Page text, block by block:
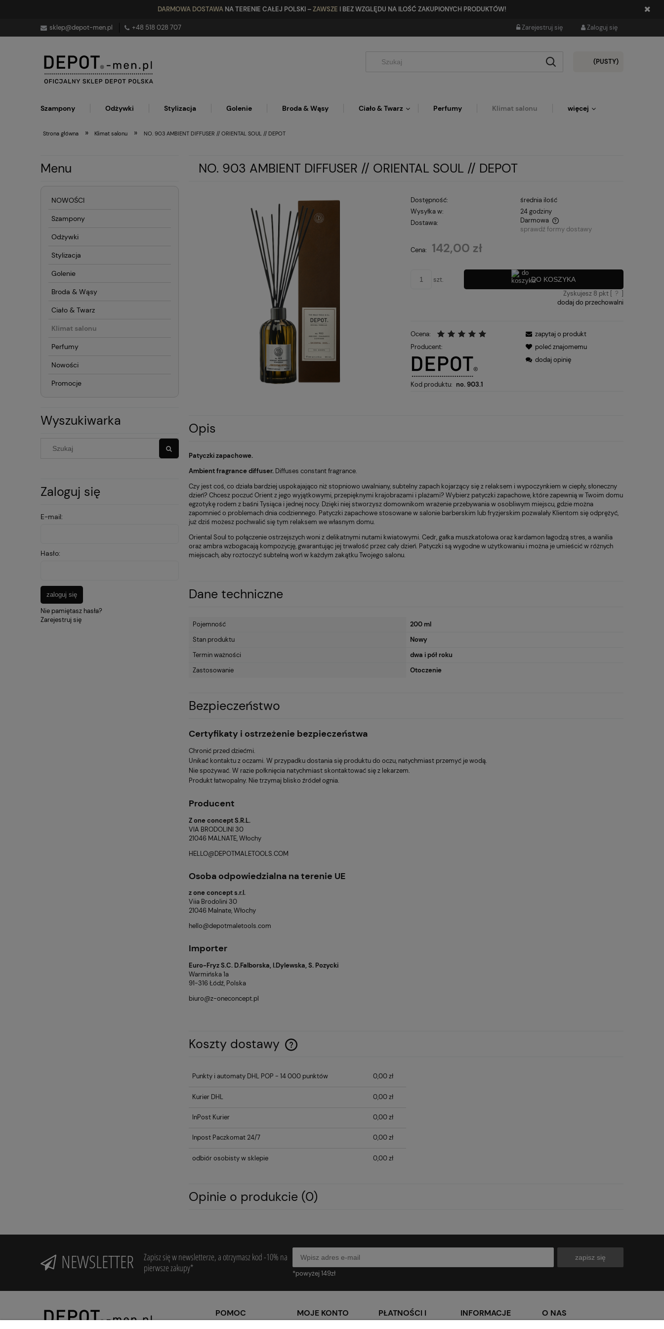
DARMOWA DOSTAWA NA TERENIE CAŁEJ POLSKI –ZAWSZE I BEZ WZGLĘDU NA ILOŚĆ ZAKUPIONYCH PRODUKTÓW!
sklep@depot-men.pl +48 518 028 707 Zarejestruj się Zaloguj się
(PUSTY)
Szampony Odżywki Stylizacja Golenie Broda & Wąsy Ciało & Twarz Perfumy Klimat salonu więcej
Strona główna » Klimat salonu » NO. 903 AMBIENT DIFFUSER // ORIENTAL SOUL // DEPOT
Menu
NOWOŚCI
Szampony
Odżywki
Stylizacja
Golenie
Broda & Wąsy
Ciało & Twarz
Klimat salonu
Perfumy
Nowości
Promocje
Wyszukiwarka
Zaloguj się
E-mail:
Hasło:
zaloguj się
Nie pamiętasz hasła?
Zarejestruj się
NO. 903 AMBIENT DIFFUSER // ORIENTAL SOUL // DEPOT
Dostępność:
średnia ilość
Wysyłka w:
24 godziny
Dostawa:
Darmowa
Cena nie zawiera ewentualnych kosztów
płatności
sprawdź formy dostawy
Cena: 142,00 zł
szt. DO KOSZYKA
Zyskujesz 8 pkt [ ? ]
dodaj do przechowalni
Ocena:
Producent:
Kod produktu: no. 903.1
zapytaj o produkt
poleć znajomemu
dodaj opinię
Opis
Patyczki zapachowe.
Ambient fragrance diffuser. Diffuses constant fragrance.
Czy jest coś, co działa bardziej uspokajająco niż stopniowo uwalniany, subtelny zapach kojarzący się z relaksem i wypoczynkiem w ciepły, słoneczny
dzień? Chcesz poczuć Orient z jego wyjątkowymi, przepięknymi krajobrazami i plażami? Wybierz patyczki zapachowe, które zapewnią w Twoim domu
egzotykę rodem z baśni Tysiąca i jednej nocy. Dzięki niej stworzysz domownikom wrażenie przebywania w osobliwym miejscu, gdzie można
zapomnieć o problemach dnia codziennego. Patyczki zapachowe stosowane w salonie barberskim lub fryzjerskim pozwalały Klientom się odprężyć,
już dziś możesz pochwalić się tym relaksem we własnym domu.
Oriental Soul to połączenie ostrzejszych woni z delikatnymi nutami kwiatowymi. Cedr, gałka muszkatołowa oraz kardamon łagodzą stres, a wanilia
oraz ambra wzbogacają kompozycję, gwarantując jej trwałość przez cały dzień. Patyczki są wygodne w użytkowaniu i można je umieścić w różnych
miejscach, aby roztoczyć subtelną woń w każdym zakątku Twojego salonu.
Dane techniczne
Pojemność
200 ml
Stan produktu
Nowy
Termin ważności
dwa i pół roku
Zastosowanie
Otoczenie
Bezpieczeństwo
Certyfikaty i ostrzeżenie bezpieczeństwa
Chronić przed dziećmi.
Unikać kontaktu z oczami. W przypadku dostania się produktu do oczu, natychmiast przemyć je wodą.
Nie spożywać. W razie połknięcia natychmiast skontaktować się z lekarzem.
Produkt łatwopalny. Nie trzymaj blisko źródeł ognia.
Producent
Z one concept S.R.L.
VIA BRODOLINI 30
21046 MALNATE, Włochy
HELLO@DEPOTMALETOOLS.COM
Osoba odpowiedzialna na terenie UE
z one concept s.r.l.
Viia Brodolini 30
21046 Malnate, Włochy
hello@depotmaletools.com
Importer
Euro-Fryz S.C. D.Falborska, I.Dylewska, S. Pozycki
Warmińska 1a
91-316 Łódź, Polska
biuro@z-oneconcept.pl
Koszty dostawy
płatności
Punkty i automaty DHL POP - 14 000 punktów 0,00 zł
Kurier DHL 0,00 zł
InPost Kurier 0,00 zł
Inpost Paczkomat 24/7 0,00 zł
odbiór osobisty w sklepie 0,00 zł
Opinie o produkcie (0)
NEWSLETTER
Zapisz się w newsletterze, a otrzymasz kod -10% na
pierwsze zakupy*
zapisz się
*powyżej 149zł
POMOC MOJE KONTO
PŁATNOŚCI I
DOSTAWA
INFORMACJE O NAS